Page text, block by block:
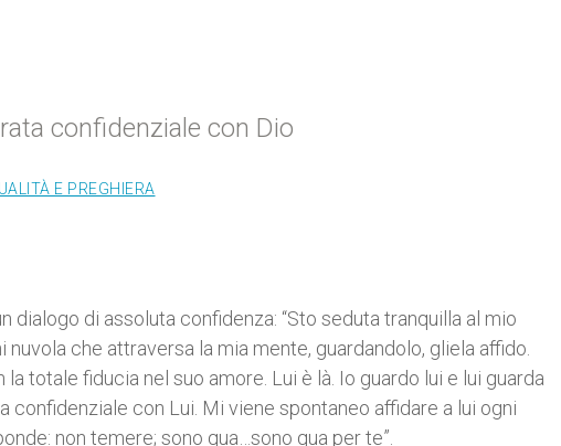
confidenziale con Dio
E PREGHIERA
dialogo di assoluta confidenza: “Sto seduta tranquilla al mio
che attraversa la mia mente, guardandolo, gliela affido.
totale fiducia nel suo amore. Lui è là. Io guardo lui e lui guarda
confidenziale con Lui. Mi viene spontaneo affidare a lui ogni
non temere; sono qua…sono qua per te”.